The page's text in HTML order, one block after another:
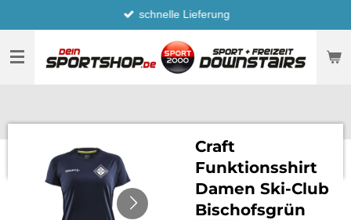
Hauptinhalt
springen
schnelle Lieferung
Craft
Funktionsshirt
Damen Ski-Club
Bischofsgrün